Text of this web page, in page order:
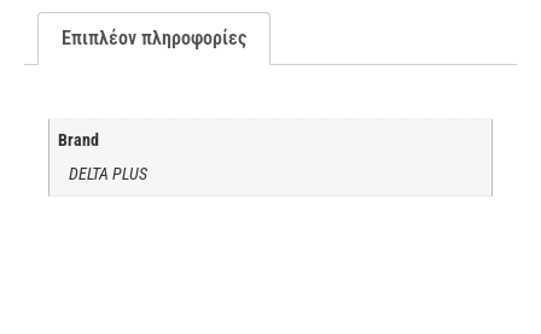
Επιπλέον πληροφορίες
Brand
DELTA PLUS